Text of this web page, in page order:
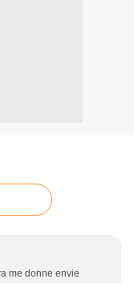
me donne envie